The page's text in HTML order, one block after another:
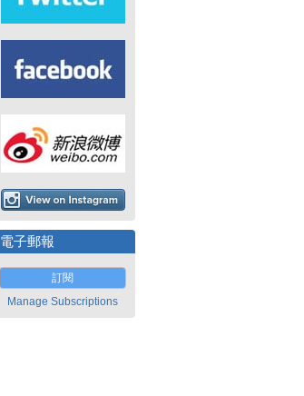
電子郵報
訂閱
Manage Subscriptions